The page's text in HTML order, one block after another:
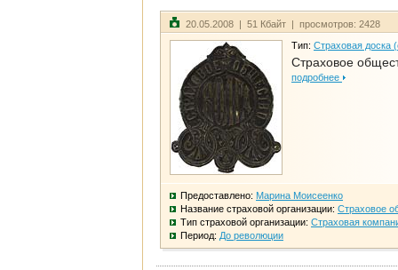
20.05.2008 | 51 Кбайт | просмотров: 2428
Тип: Страховая доска
Страховое
подробнее
Предоставлено: Марина Моисеенко
Название страховой организации: Страховое
Тип страховой организации: Страховая
Период: До революции